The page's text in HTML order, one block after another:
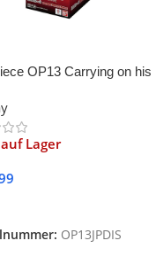
OP13 Carrying on his
Lager
OP13JPDIS